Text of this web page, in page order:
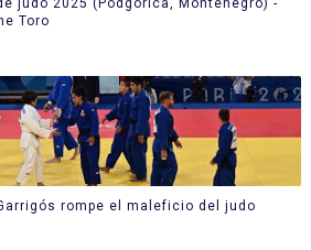
Toro
rompe el maleficio del judo